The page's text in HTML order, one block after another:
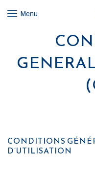
Menu
CONDITIONS
D’UTILISATION